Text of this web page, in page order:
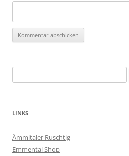
nach:
LINKS
Ämmitaler Ruschtig
Emmental Shop